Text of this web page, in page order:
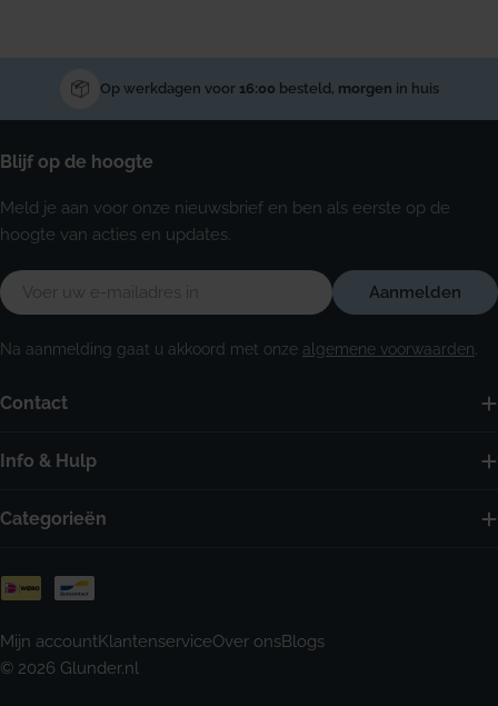
Op werkdagen voor 16:00 besteld, morgen in huis
Contact
Info & Hulp
Categorieën
Blijf op de hoogte
Meld je aan voor onze nieuwsbrief en ben als eerste op de
hoogte van acties en updates.
E-
mail
Aanmelden
Na aanmelding gaat u akkoord met onze algemene voorwaarden
Betaalmethoden
© 2026 Glunder.nl
Mijn accountKlantenserviceOver onsBlogs